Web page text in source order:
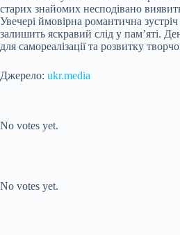
старих знайомих несподівано
Увечері ймовірна романтична
залишить яскравий слід у пам’яті.
для самореалізації та розвитку
Джерело: ukr.media
No votes yet.
No votes yet.